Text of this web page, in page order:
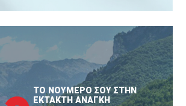
ΤΟ ΝΟΥΜΕΡΟ ΣΟΥ ΣΤΗΝ
ΕΚΤΑΚΤΗ ΑΝΑΓΚΗ